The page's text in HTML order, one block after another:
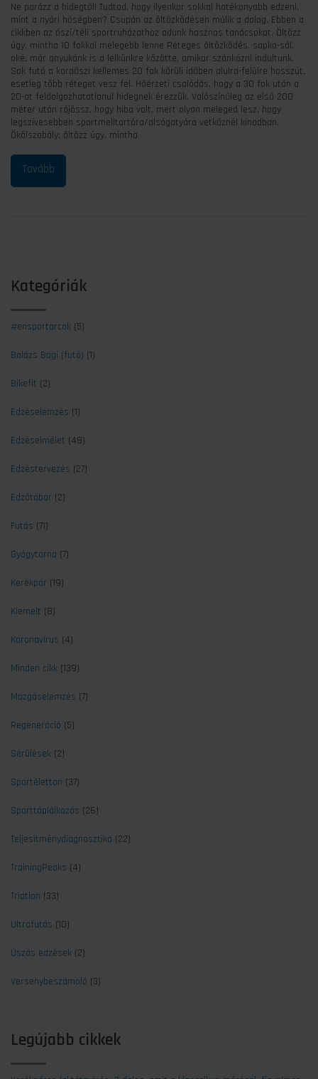
Ne parázz a hidegtől! Tudtad, hogy ilyenkor sokkal hatékonyabb edzeni,
mint a nyári hőségben? Csupán az öltözködésen múlik a dolog. Ebben a
cikkben az őszi/téli sportruházathoz adunk hasznos tanácsokat. Öltözz
úgy, mintha 10 fokkal melegebb lenne Réteges öltözködés, sapka-sál,
oké, már anyukánk is a lelkünkre közötte, amikor szánkózni indultunk.
Sok futó a koraőszi kellemes 20 fok körüli időben alulra-felülre hosszút,
esetleg több réteget vesz fel. Hőérzeti csalódás, hogy a 30 fok után a
20-at feldolgozhatatlanul hidegnek érezzük. Valószínűleg az első 200
méter után rájössz, hogy hiba volt, mert olyan meleged lesz, hogy
legszívesebben sportmelltartóra/alsógatyára vetkőznél kínodban.
Ökölszabály: öltözz úgy, mintha
Kategóriák
#ensportarcok (5)
Balázs Bogi (futó) (1)
Bikefit (2)
Edzéselemzés (1)
Edzéselmélet (48)
Edzéstervezés (27)
Edzőtábor (2)
Futás (71)
Gyógytorna (7)
Kerékpár (19)
Kiemelt (8)
Koronavírus (4)
Minden cikk (139)
Mozgáselemzés (7)
Regeneráció (5)
Sérülések (2)
Sportélettan (37)
Sporttáplálkozás (26)
Teljesítménydiagnosztika (22)
TrainingPeaks (4)
Triatlon (33)
Ultrafutás (10)
Úszás edzések (2)
Versenybeszámoló (3)
Legújabb cikkek